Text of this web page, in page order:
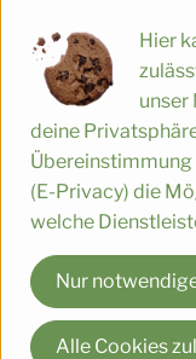
zubereiten und
appetitanregende
die
Abwechslung auf
Gaumen.
Kopfsalate sind
aufbewahrt und in
Hier
unser
deine
(E-Privacy) die
welche
Nur
Alle Cookies